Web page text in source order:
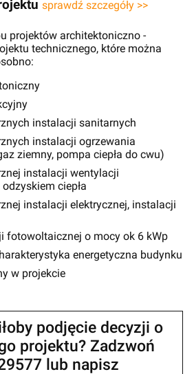
sprawdź szczegóły >>
projektów architektoniczno -
technicznego, które można
instalacji sanitarnych
instalacji ogrzewania
ziemny, pompa ciepła do cwu)
instalacji wentylacji
ciepła
instalacji elektrycznej, instalacji
fotowoltaicznej o mocy ok 6 kWp
energetyczna budynku
w projekcie
podjęcie decyzji o
projektu? Zadzwoń
lub napisz